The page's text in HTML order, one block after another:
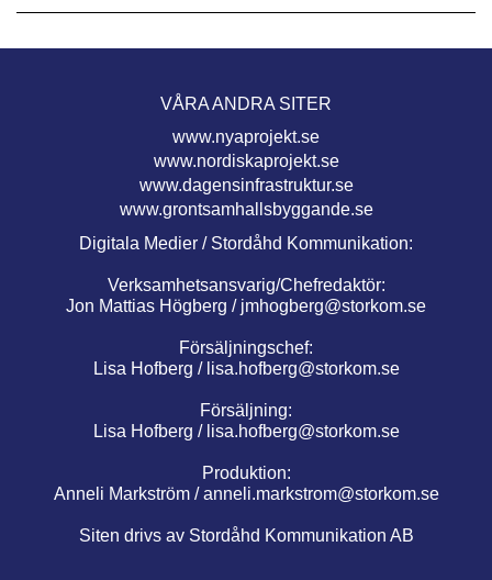
VÅRA ANDRA SITER
www.nyaprojekt.se
www.nordiskaprojekt.se
www.dagensinfrastruktur.se
www.grontsamhallsbyggande.se
Digitala Medier / Stordåhd Kommunikation:
Verksamhetsansvarig/Chefredaktör:
Jon Mattias Högberg / jmhogberg@storkom.se
Försäljningschef:
Lisa Hofberg / lisa.hofberg@storkom.se
Försäljning:
Lisa Hofberg / lisa.hofberg@storkom.se
Produktion:
Anneli Markström /anneli.markstrom@storkom.se
Siten drivs av Stordåhd Kommunikation AB